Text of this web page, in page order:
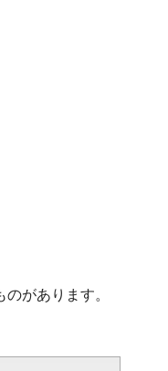
があります。